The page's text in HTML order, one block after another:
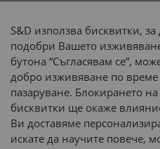
Начини
Доставка
или
S&D използва бисквитки,
подобри Вашето
бутона “Съгласявам се”,
добро изживяване по
пазаруване. Блокирането
бисквитки ще окаже
Ви доставяме
искате да научите повече,